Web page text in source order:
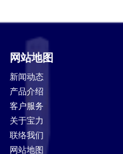
网站地图
新闻动态
产品介绍
客户服务
关于宝力
联络我们
网站地图